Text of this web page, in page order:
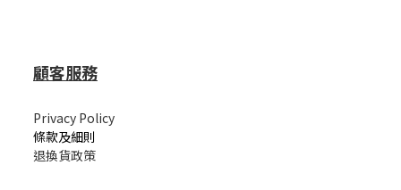
顧客服務
Privacy Policy
條款及細則
退換貨政策